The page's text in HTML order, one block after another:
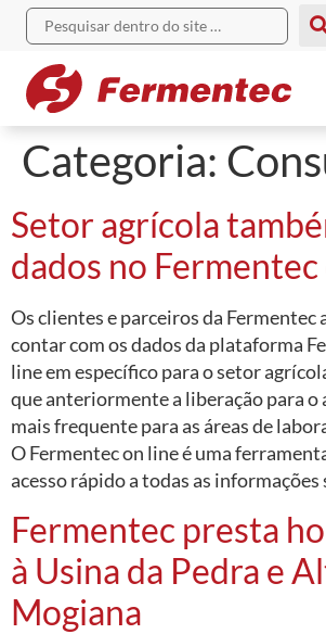
Categoria:
Setor agrícola
dados no
Os clientes e parceiros da Fermentec
contar com os dados da plataforma
line em específico para o setor
que anteriormente a liberação para o
mais frequente para as áreas de
O Fermentec on line é uma
acesso rápido a todas as
Fermentec presta
à Usina da Pedra e
Mogiana